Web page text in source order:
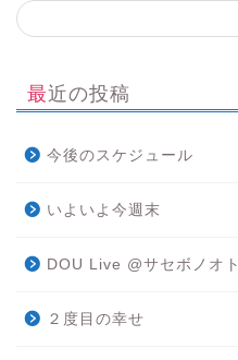
最近の投稿
今後のスケジュール
いよいよ今週末
DOU Live @サセボノオト
２度目の幸せ